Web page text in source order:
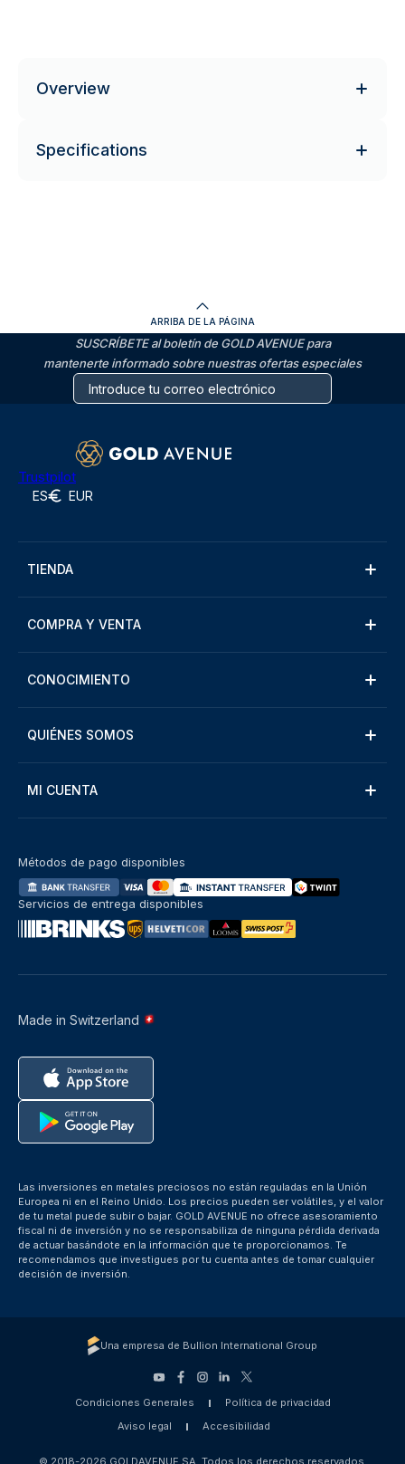
Overview
Specifications
ARRIBA DE LA PÁGINA
SUSCRÍBETE al boletín de GOLD AVENUE para
mantenerte informado sobre nuestras ofertas especiales
Trustpilot
ES EUR
TIENDA
COMPRA Y VENTA
CONOCIMIENTO
QUIÉNES SOMOS
MI CUENTA
Made in Switzerland
Métodos de pago disponibles
Servicios de entrega disponibles
Las inversiones en metales preciosos no están reguladas en la Unión
Europea ni en el Reino Unido. Los precios pueden ser volátiles, y el valor
de tu metal puede subir o bajar. GOLD AVENUE no ofrece asesoramiento
fiscal ni de inversión y no se responsabiliza de ninguna pérdida derivada
de actuar basándote en la información que te proporcionamos. Te
recomendamos que investigues por tu cuenta antes de tomar cualquier
decisión de inversión.
Una empresa de Bullion International Group
Condiciones Generales
Política de privacidad
Aviso legal
Accesibilidad
© 2018-2026 GOLDAVENUE SA. Todos los derechos reservados.